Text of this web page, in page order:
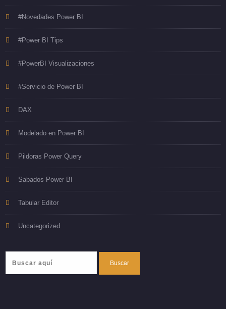
#Novedades Power BI
#Power BI Tips
#PowerBI Visualizaciones
#Servicio de Power BI
DAX
Modelado en Power BI
Pildoras Power Query
Sabados Power BI
Tabular Editor
Uncategorized